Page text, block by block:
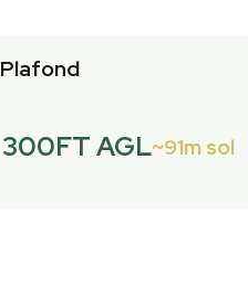
Plafond
300FT AGL 91m sol